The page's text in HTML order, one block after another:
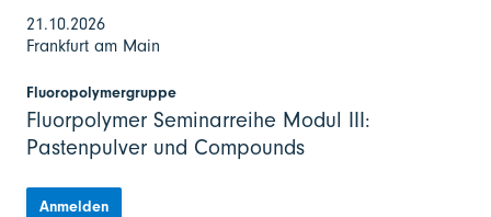
21.10.2026
Frankfurt am Main
Fluoropolymergruppe
Fluorpolymer Seminarreihe Modul III:
Pastenpulver und Compounds
Anmelden